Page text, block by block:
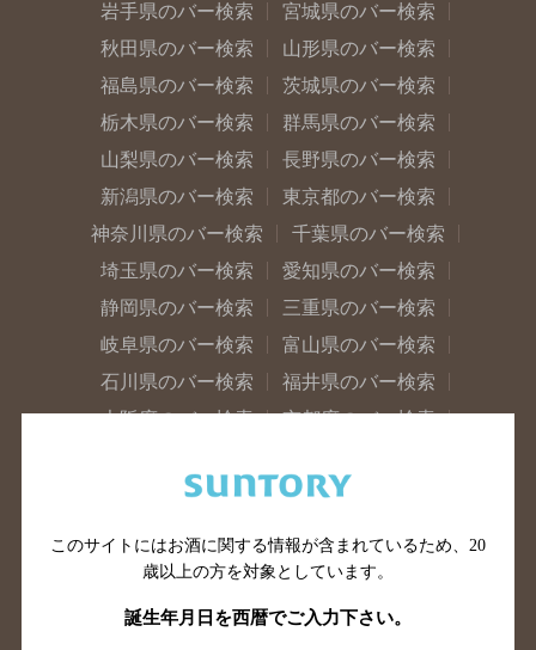
岩手県のバー検索
宮城県のバー検索
秋田県のバー検索
山形県のバー検索
福島県のバー検索
茨城県のバー検索
栃木県のバー検索
群馬県のバー検索
山梨県のバー検索
長野県のバー検索
新潟県のバー検索
東京都のバー検索
神奈川県のバー検索
千葉県のバー検索
埼玉県のバー検索
愛知県のバー検索
静岡県のバー検索
三重県のバー検索
岐阜県のバー検索
富山県のバー検索
石川県のバー検索
福井県のバー検索
大阪府のバー検索
京都府のバー検索
滋賀県のバー検索
和歌山県のバー検索
山口県のバー検索
鳥取県のバー検索
島根県のバー検索
徳島県のバー検索
このサイトにはお酒に関する情報が含まれているため、 20
歳以上の方を対象としています。
誕生年月日を西暦でご入力下さい。